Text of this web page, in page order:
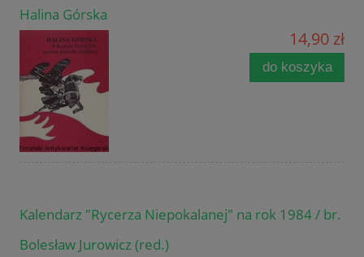
Halina Górska
14,90 zł
do koszyka
Kalendarz "Rycerza Niepokalanej" na rok 1984 / br.
Bolesław Jurowicz (red.)